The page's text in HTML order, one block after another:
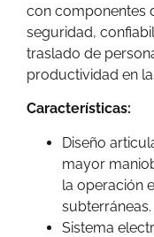
con componentes
seguridad,
traslado de
productividad en
Características:
Diseño
mayor
la operación
subterráneas.
Sistema